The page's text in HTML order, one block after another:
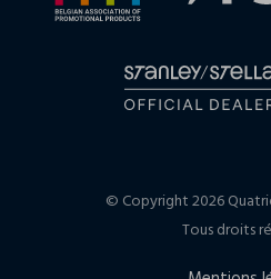
© Copyright 2026
Tous droits